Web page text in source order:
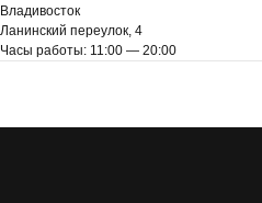
Владивосток
Ланинский переулок, 4
Часы работы: 11:00 — 20:00